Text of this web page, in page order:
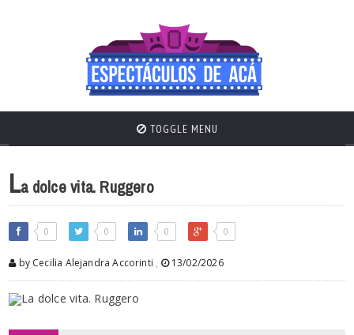
TOGGLE MENU
La dolce vita. Ruggero
0 0 0 0
by Cecilia Alejandra Accorinti , 13/02/2026